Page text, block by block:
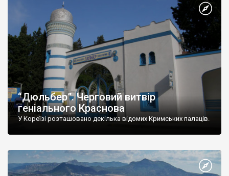
“Дюльбер”. Черговий витвір
геніального Краснова
У Кореїзі розташовано декілька відомих Кримських палаців.